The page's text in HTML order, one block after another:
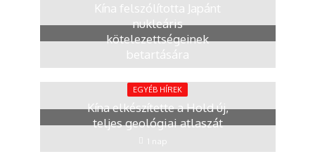
Kína felszólította Japánt
nukleáris
kötelezettségeinek
betartására
EGYÉB HÍREK
Kína elkészítette a Hold új,
teljes geológiai atlaszát
1 nap